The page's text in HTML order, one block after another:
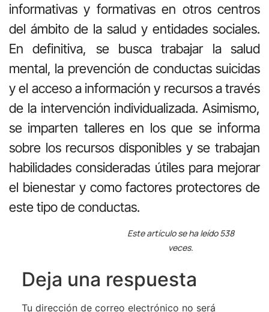
informativas y formativas en otros centros
del ámbito de la salud y entidades sociales.
En definitiva, se busca trabajar la salud
mental, la prevención de conductas suicidas
y el acceso a información y recursos a través
de la intervención individualizada. Asimismo,
se imparten talleres en los que se informa
sobre los recursos disponibles y se trabajan
habilidades consideradas útiles para mejorar
el bienestar y como factores protectores de
este tipo de conductas.
Este artículo se ha leído 538
veces.
Deja una respuesta
Tu dirección de correo electrónico no será